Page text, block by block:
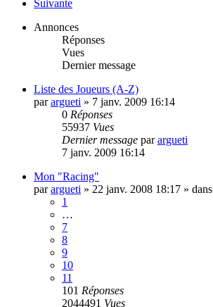
Suivante
Annonces
Réponses
Vues
Dernier message
Liste des Joueurs (A-Z)
parargueti » 7 janv. 2009 16:14
0 Réponses
55937 Vues
Dernier message parargueti
7 janv. 2009 16:14
Mon "Racing"
parargueti » 22 janv. 2008 18:17 » dans
1
…
7
8
9
10
11
101 Réponses
2044491 Vues